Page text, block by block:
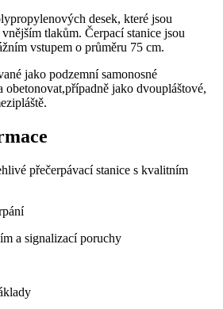
desek, které jsou
tlakům. Čerpací stanice jsou
vstupem o průměru 75 cm.
jako podzemní samonosné
obetonovat,případně jako dvoupláštové,
přečerpávací stanice s kvalitním
a signalizací poruchy